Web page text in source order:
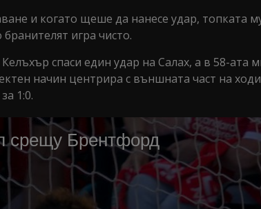
и когато щеше да нанесе удар, топката
игра чисто.
спаси един удар на Салах, а в 58-ата
начин центрира с външната част на
1:0.